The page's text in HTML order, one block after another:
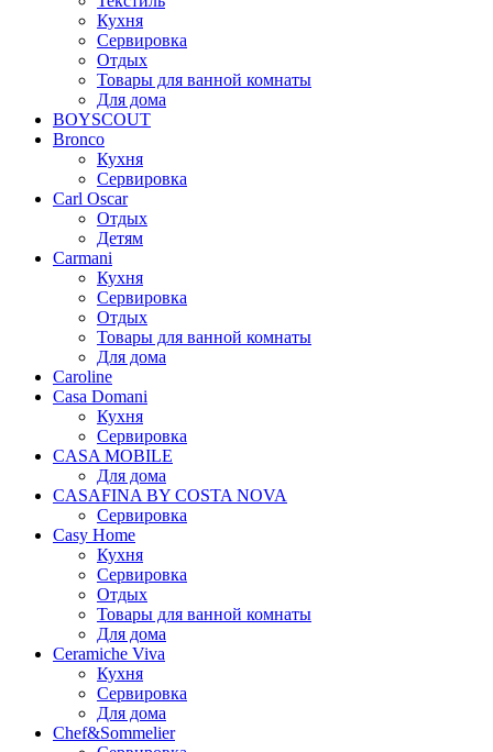
Кухня
Сервировка
Отдых
Товары для ванной комнаты
Для дома
BOYSCOUT
Bronco
Кухня
Сервировка
Carl Oscar
Отдых
Детям
Carmani
Кухня
Сервировка
Отдых
Товары для ванной комнаты
Для дома
Caroline
Casa Domani
Кухня
Сервировка
CASA MOBILE
Для дома
CASAFINA BY COSTA NOVA
Сервировка
Casy Home
Кухня
Сервировка
Отдых
Товары для ванной комнаты
Для дома
Ceramiche Viva
Кухня
Сервировка
Для дома
Chef&Sommelier